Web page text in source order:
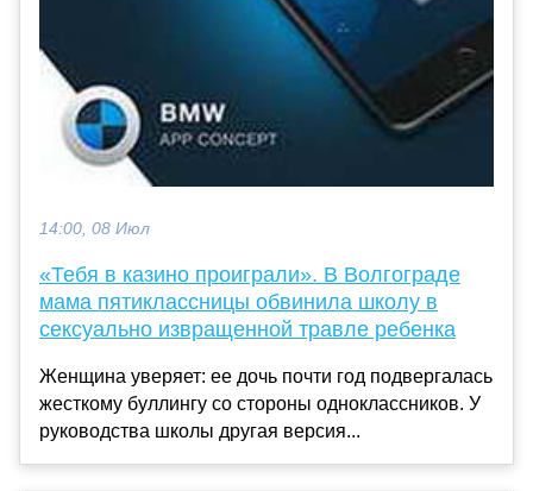
14:00, 08 Июл
«Тебя в казино проиграли». В Волгограде
мама пятиклассницы обвинила школу в
сексуально извращенной травле ребенка
Женщина уверяет: ее дочь почти год подвергалась
жесткому буллингу со стороны одноклассников. У
руководства школы другая версия...